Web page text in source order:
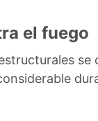
el fuego